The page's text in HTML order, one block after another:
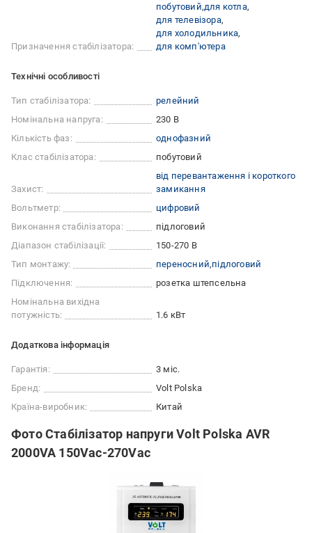
Призначення стабілізатора:
побутовий для котла
для телевізора
для холодильника
для комп'ютера
Технічні особливості
Тип стабілізатора:
релейний
Номінальна напруга:
230 В
Кількість фаз:
однофазний
Клас стабілізатора:
побутовий
Захист:
від перевантаження і короткого
замикання
Вольтметр:
цифровий
Виконання стабілізатора:
підлоговий
Діапазон стабілізації:
150-270 В
Тип монтажу:
переносний підлоговий
Підключення:
розетка штепсельна
Номінальна вихідна
потужність:
1.6 кВт
Додаткова інформація
Гарантія:
3 міс.
Бренд:
Volt Polska
Країна-виробник:
Китай
Фото Стабілізатор напруги Volt Polska AVR
2000VA 150Vac-270Vac